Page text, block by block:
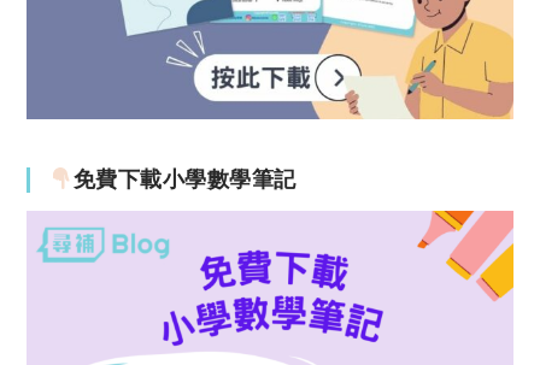
免費下載小學數學筆記